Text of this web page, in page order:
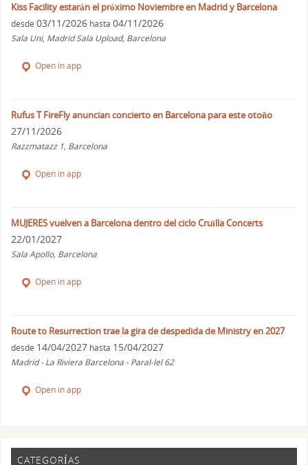
Kiss Facility estarán el próximo Noviembre en Madrid y Barcelona
desde 03/11/2026 hasta 04/11/2026
Sala Uni, Madrid Sala Upload, Barcelona
Open in app
Rufus T FireFly anuncian concierto en Barcelona para este otoño
27/11/2026
Razzmatazz 1, Barcelona
Open in app
MUJERES vuelven a Barcelona dentro del ciclo Cruïlla Concerts
22/01/2027
Sala Apollo, Barcelona
Open in app
Route to Resurrection trae la gira de despedida de Ministry en 2027
desde 14/04/2027 hasta 15/04/2027
Madrid - La Riviera Barcelona - Paral-lel 62
Open in app
CATEGORÍAS